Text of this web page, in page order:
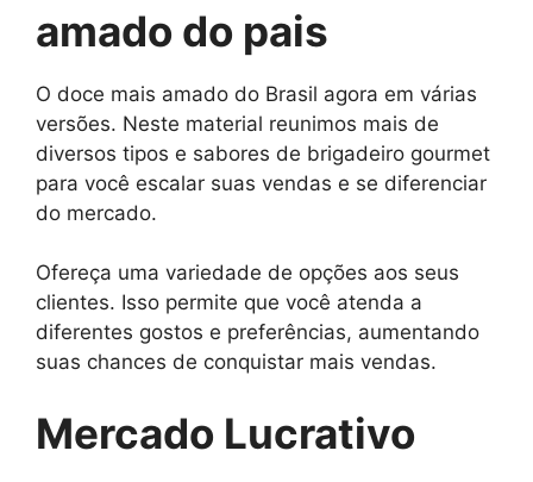
amado do pais
O doce mais amado do Brasil agora em várias
versões. Neste material reunimos mais de
diversos tipos e sabores de brigadeiro gourmet
para você escalar suas vendas e se diferenciar
do mercado.
Ofereça uma variedade de opções aos seus
clientes. Isso permite que você atenda a
diferentes gostos e preferências, aumentando
suas chances de conquistar mais vendas.
Mercado Lucrativo